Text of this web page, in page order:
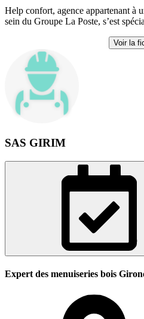
Help confort, agence appartenant à
sein du Groupe La Poste, s’est
Voir la
SAS GIRIM
Expert des menuiseries bois